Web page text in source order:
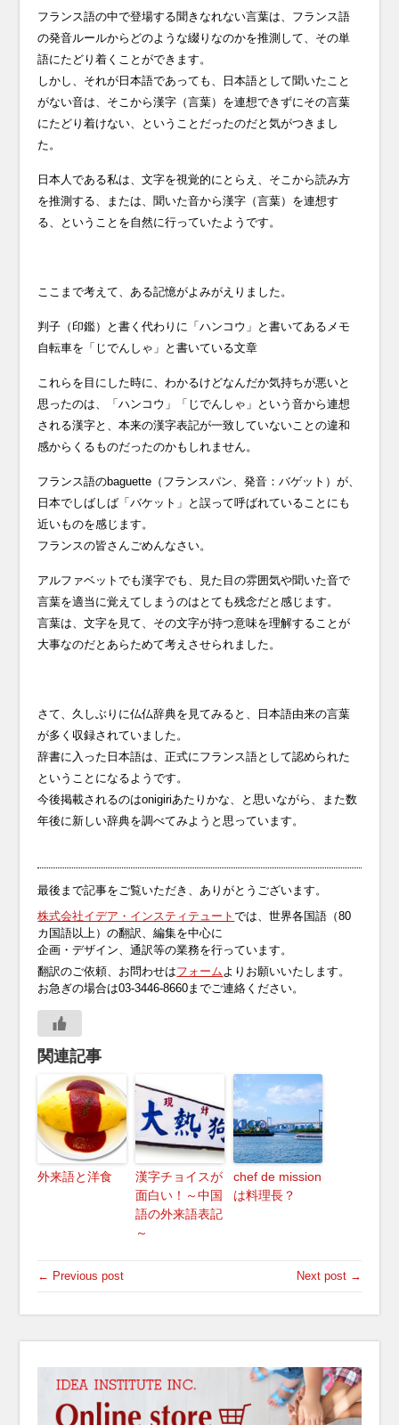
フランス語の中で登場する聞きなれない言葉は、フランス語
の発音ルールからどのような綴りなのかを推測して、その単
語にたどり着くことができます。
しかし、それが日本語であっても、日本語として聞いたこと
がない音は、そこから漢字（言葉）を連想できずにその言葉
にたどり着けない、ということだったのだと気がつきまし
た。
日本人である私は、文字を視覚的にとらえ、そこから読み方
を推測する、または、聞いた音から漢字（言葉）を連想す
る、ということを自然に行っていたようです。
ここまで考えて、ある記憶がよみがえりました。
判子（印鑑）と書く代わりに「ハンコウ」と書いてあるメモ
自転車を「じでんしゃ」と書いている文章
これらを目にした時に、わかるけどなんだか気持ちが悪いと
思ったのは、「ハンコウ」「じでんしゃ」という音から連想
される漢字と、本来の漢字表記が一致していないことの違和
感からくるものだったのかもしれません。
フランス語のbaguette（フランスパン、発音：バゲット）が、
日本でしばしば「バケット」と誤って呼ばれていることにも
近いものを感じます。
フランスの皆さんごめんなさい。
アルファベットでも漢字でも、見た目の雰囲気や聞いた音で
言葉を適当に覚えてしまうのはとても残念だと感じます。
言葉は、文字を見て、その文字が持つ意味を理解することが
大事なのだとあらためて考えさせられました。
さて、久しぶりに仏仏辞典を見てみると、日本語由来の言葉
が多く収録されていました。
辞書に入った日本語は、正式にフランス語として認められた
ということになるようです。
今後掲載されるのはonigiriあたりかな、と思いながら、また数
年後に新しい辞典を調べてみようと思っています。
最後まで記事をご覧いただき、ありがとうございます。
株式会社イデア・インスティテュートでは、世界各国語（80
カ国語以上）の翻訳、編集を中心に
企画・デザイン、通訳等の業務を行っています。
翻訳のご依頼、お問わせはフォームよりお願いいたします。
お急ぎの場合は03-3446-8660までご連絡ください。
関連記事
外来語と洋食
漢字チョイスが
面白い！～中国
語の外来語表記
～
chef de mission
は料理長？
← Previous post Next post →